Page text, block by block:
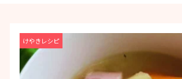
けやきレシピ